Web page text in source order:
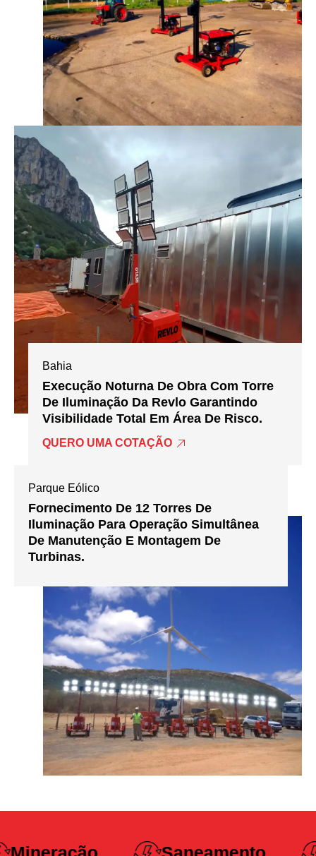
Bahia
Execução Noturna De Obra Com Torre
De Iluminação Da Revlo Garantindo
Visibilidade Total Em Área De Risco.
QUERO UMA COTAÇÃO
Parque Eólico
Fornecimento De 12 Torres De
Iluminação Para Operação Simultânea
De Manutenção E Montagem De
Turbinas.
Construção